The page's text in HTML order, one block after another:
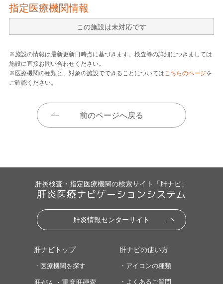
指定医療機関情報
この施設は未対応です
※施設の情報は最新更新日時点に基づきます。検査等の詳細につきましては
施設に直接お問い合わせください。
※医療機関の種類と、対象の施設でできることについてはこちらのページを
ご確認ください。
前のページへ戻る
肝炎検査・指定医療機関の検索サイト「肝ナビ」
肝炎医療ナビゲーションシステム
肝炎情報センターサイト
肝ナビトップ
・医療機関を探す
肝ナビの使い方
・アイコンの種類
・よくあるご質問